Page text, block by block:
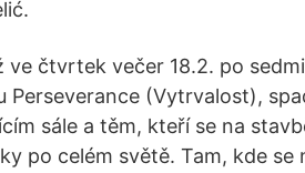
ve čtvrtek večer 18.2. po
(Vytrvalost),
sále a těm, kteří se na
po celém světě. Tam, kde se